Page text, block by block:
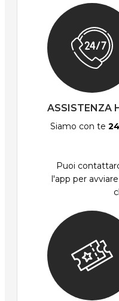
ASSISTENZA
Siamo con te
Puoi
l'app per